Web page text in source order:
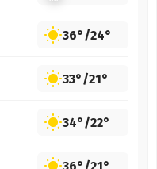
36°/24°
33°/21°
34°/22°
36°/21°